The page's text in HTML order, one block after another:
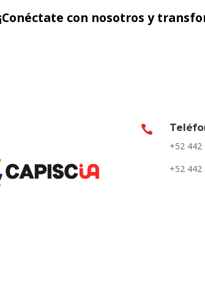
¡Conéctate con nosotros y

+52 442
+52 442